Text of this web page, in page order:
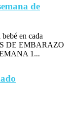
de
en cada
DE EMBARAZO
1...